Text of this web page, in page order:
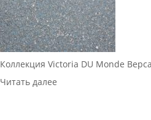
Коллекция Victoria DU Monde
Читать далее